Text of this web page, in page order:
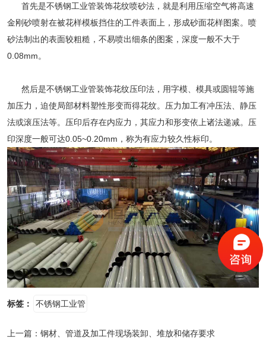
首先是不锈钢工业管装饰花纹喷砂法，就是利用压缩空气将高速
金刚砂喷射在被花样模板挡住的工件表面上，形成砂面花样图案。喷
砂法制出的表面较粗糙，不易喷出细条的图案，深度一般不大于
0.08mm。
然后是不锈钢工业管装饰花纹压印法，用字模、模具或圆辊等施
加压力，迫使局部材料塑性形变而得花纹。压力加工有冲压法、静压
法或滚压法等。压印后存在内应力，其应力和形变依上诸法递减。压
印深度一般可达0.05~0.20mm，称为有应力较久性标印。
标签： 不锈钢工业管
上一篇： 钢材、管道及加工件现场装卸、堆放和储存要求